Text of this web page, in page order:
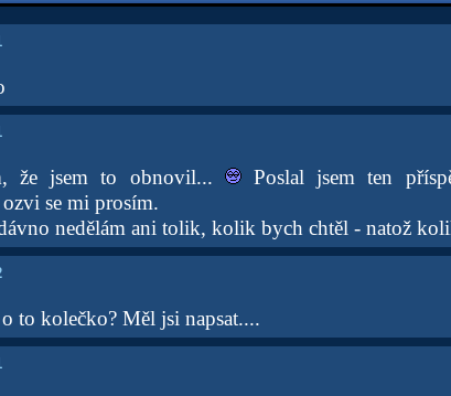
že jsem to obnovil...
Poslal jsem ten
se mi prosím.
nedělám ani tolik, kolik bych chtěl - natož
to kolečko? Měl jsi napsat....